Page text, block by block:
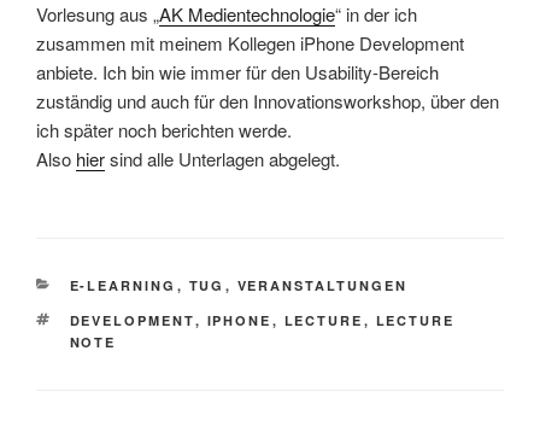
Vorlesung aus „AK Medientechnologie“ in der ich
zusammen mit meinem Kollegen iPhone Development
anbiete. Ich bin wie immer für den Usability-Bereich
zuständig und auch für den Innovationsworkshop, über den
ich später noch berichten werde.
Also hiersind alle Unterlagen abgelegt.
KATEGORIEN
E-LEARNING , TUG , VERANSTALTUNGEN
SCHLAGWÖRTER
DEVELOPMENT, IPHONE , LECTURE , LECTURE
NOTE